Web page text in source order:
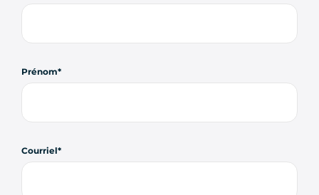
Prénom
Courriel